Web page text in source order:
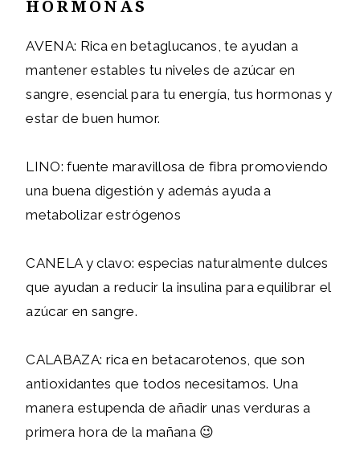
HORMONAS
AVENA: Rica en betaglucanos, te ayudan a
mantener estables tu niveles de azúcar en
sangre, esencial para tu energía, tus hormonas y
estar de buen humor.
LINO: fuente maravillosa de fibra promoviendo
una buena digestión y además ayuda a
metabolizar estrógenos
CANELA y clavo: especias naturalmente dulces
que ayudan a reducir la insulina para equilibrar el
azúcar en sangre.
CALABAZA: rica en betacarotenos, que son
antioxidantes que todos necesitamos. Una
manera estupenda de añadir unas verduras a
primera hora de la mañana 😉